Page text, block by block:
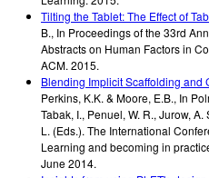
Tilting the Tablet: The Effect of
B., In Proceedings of the 33rd
Abstracts on Human Factors in
ACM. 2015.
Blending Implicit Scaffolding and
Perkins, K.K. & Moore, E.B., In
Tabak, I., Penuel, W. R., Jurow,
L. (Eds.). The International
Learning and becoming in
June 2014.